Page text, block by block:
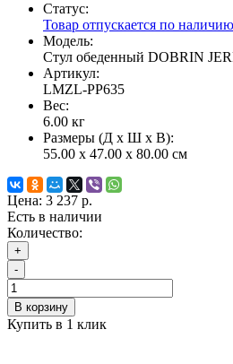
Статус:
Товар отпускается по наличию
Модель:
Стул обеденный DOBRIN
Артикул:
LMZL-PP635
Вес:
6.00 кг
Размеры (Д x Ш x В):
55.00 x 47.00 x 80.00 см
Цена: 3 237 р.
Есть в наличии
Количество:
+
-
В корзину
Купить в 1 клик